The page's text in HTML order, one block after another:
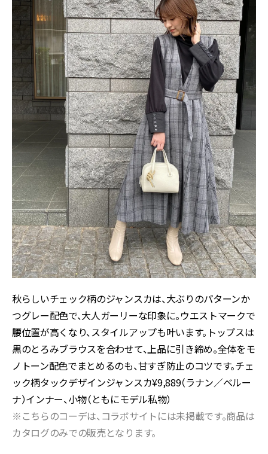
秋らしいチェック柄のジャンスカは、大ぶりのパターンか
つグレー配色で、大人ガーリーな印象に。ウエストマークで
腰位置が高くなり、スタイルアップも叶います。トップスは
黒のとろみブラウスを合わせて、上品に引き締め。全体をモ
ノトーン配色でまとめるのも、甘すぎ防止のコツです。チェ
ック柄タックデザインジャンスカ¥9,889（ラナン／ベルー
ナ）インナー、小物（ともにモデル私物）
※こちらのコーデは、コラボサイトには未掲載です。商品は
カタログのみでの販売となります。